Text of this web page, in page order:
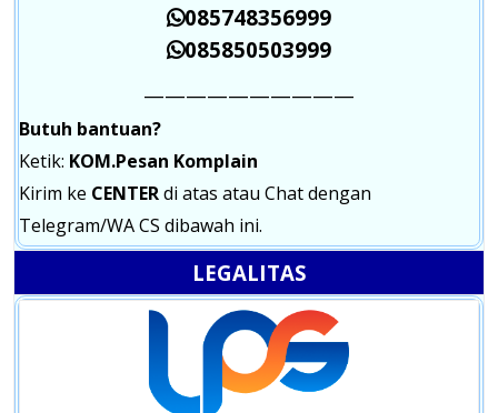
085748356999
085850503999
——————————
Butuh bantuan?
Ketik: KOM.Pesan Komplain
Kirim ke CENTERdi atas atau Chat dengan
Telegram/WA CS dibawah ini.
LEGALITAS